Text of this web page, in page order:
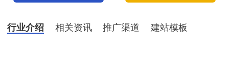
行业介绍 相关资讯 推广渠道 建站模板